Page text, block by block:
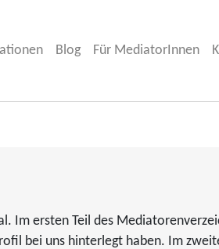
Blog Für MediatorInnen
Im ersten Teil des
bei uns hinterlegt haben. Im